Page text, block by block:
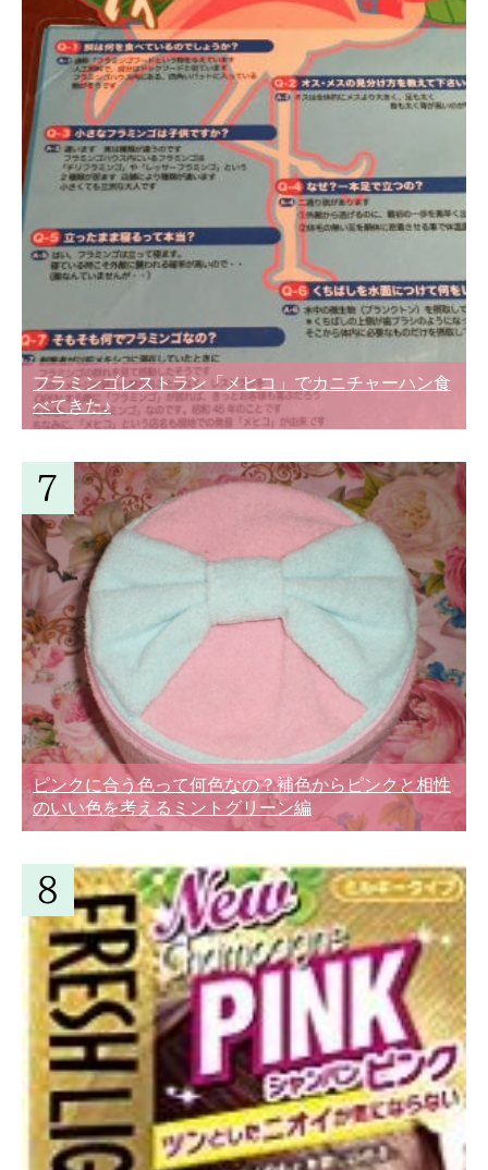
フラミンゴレストラン「メヒコ」でカニチャーハン食
べてきた♪
ピンクに合う色って何色なの？補色からピンクと相性
のいい色を考えるミントグリーン編